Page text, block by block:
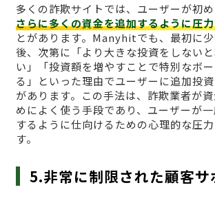
多くの詐欺サイトでは、ユーザーが初め
さらに多くの資金を追加するように圧
とがあります。Manyhitでも、最初に
後、次第に「より大きな投資をしない
い」「投資額を増やすことで特別なボ
る」といった理由でユーザーに追加投
があります。この手法は、詐欺業者が
めによく使う手段であり、ユーザーが
するように仕向けるための心理的な圧
す。
5.非常に制限された顧客サ